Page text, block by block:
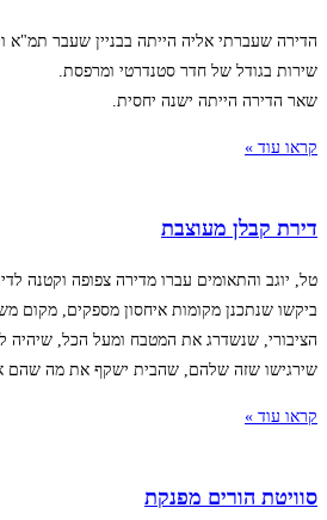
הדירה שעברתי אליה הייתה בבניין שעבר תמ"א
שירות בגודל של חדר סטנדרטי ומרפסת.
שאר הדירה הייתה ישנה יחסית.
קראו עוד »
דירת קבלן מעוצבת
טל, יוגב והתאומים עברו מדירה צפופה וקטנה
ביקשו שנתכנן מקומות איחסון מספקים, מקום
הציבורי, שנשדרג את המטבח ומעל הכל, שיהיה
שירגישו שזה שלהם, שהבית ישקף את מה שהם
קראו עוד »
סוויטת הורים מפנקת